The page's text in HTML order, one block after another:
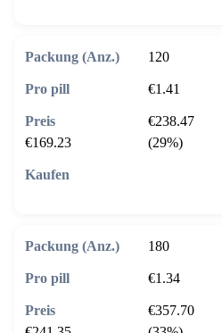
120
€1.41
€238.47
€169.23
(29%)
180
€1.34
€357.70